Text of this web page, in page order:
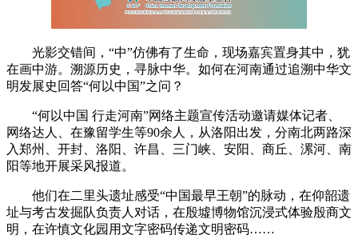
光影交错间，“中”仿佛有了生命，现场嘉宾置身其中，犹
在画中游。溯源历史，寻脉中华。如何在河南通过追溯中华文
明发展史回答“何以中国”之问？
“何以中国 行走河南”网络主题宣传活动邀请媒体记者、
网络达人、在豫留学生等90余人，从洛阳出发，分南北两路深
入郑州、开封、洛阳、许昌、三门峡、安阳、商丘、漯河、南
阳等地开展采风报道。
他们在二里头遗址感受“中国最早王朝”的脉动，在仰韶遗
址与考古发掘队负责人对话，在殷墟博物馆沉浸式体验殷商文
明，在许慎文化园用文字密码传递文明密码……